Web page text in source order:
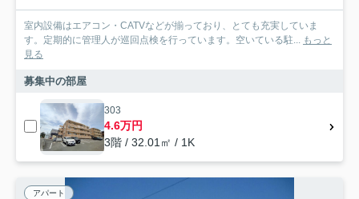
室内設備はエアコン・CATVなどが揃っており、とても充実していま
す。定期的に管理人が巡回点検を行っています。空いている駐...
もっと
見る
募集中の部屋
303
4.6万円
3階 / 32.01㎡ / 1K
アパート